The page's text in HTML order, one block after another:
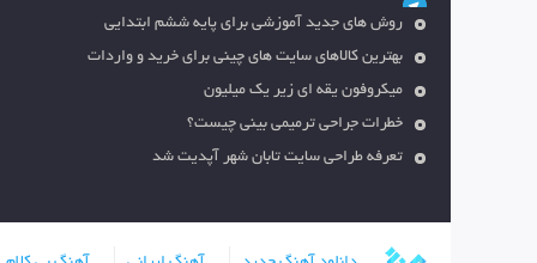
روش های جدید آموزشی برای پایه ششم ابتدایی
بهترین کالاهای سایت های چینی برای خرید و واردات
میکروفون یقه ای زیر یک میلیون
خطرات جراحی ترمیمی بینی چیست؟
تعرفه طراحی سایت تابان شهر آپدیت شد